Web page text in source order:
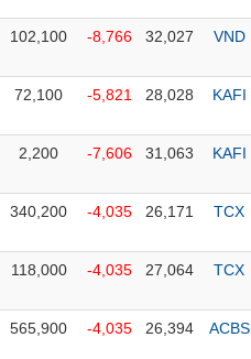
102,100 -8,766 32,027 VND
72,100 -5,821 28,028 KAFI
2,200 -7,606 31,063 KAFI
340,200 -4,035 26,171 TCX
118,000 -4,035 27,064 TCX
565,900 -4,035 26,394 ACBS